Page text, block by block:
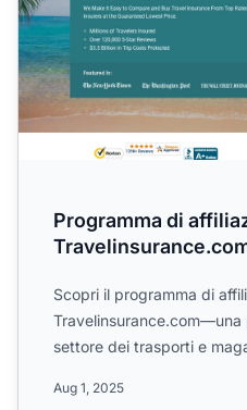
Programma di
Scopri il programma di
Travelinsurance.com—una
settore dei trasporti e
Aug 1, 2025